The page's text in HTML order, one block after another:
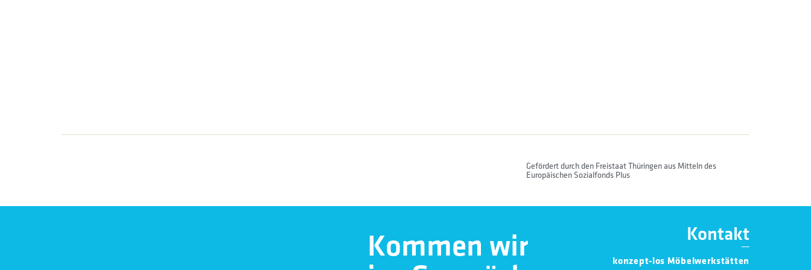
Gefördert durch den Freistaat Thüringen aus Mitteln des
Europäischen Sozialfonds Plus
Kommen wir Kontakt
konzept-los Möbelwerkstätten